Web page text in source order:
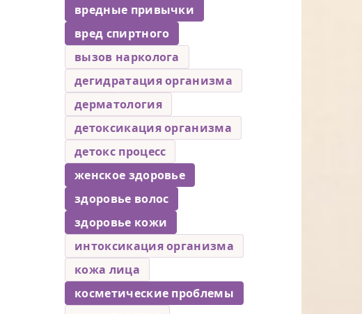
вредные привычки
вред спиртного
вызов нарколога
дегидратация организма
дерматология
детоксикация организма
детокс процесс
женское здоровье
здоровье волос
здоровье кожи
интоксикация организма
кожа лица
косметические проблемы